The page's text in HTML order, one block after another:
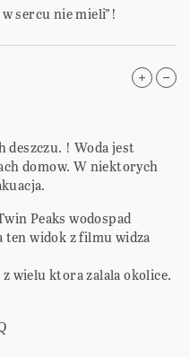
w sercu nie mieli”!
deszczu. ! Woda jest
domow. W niektorych
Peaks wodospad
ten widok z filmu widza
wielu ktora zalala okolice.